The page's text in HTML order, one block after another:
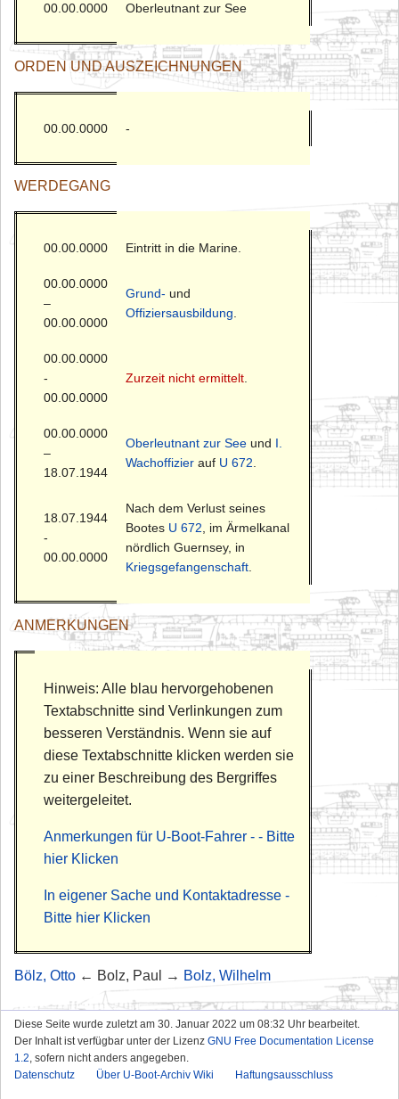
00.00.0000 Oberleutnant zur See
ORDEN UND AUSZEICHNUNGEN
00.00.0000 -
WERDEGANG
00.00.0000 Eintritt in die Marine.
00.00.0000
–
00.00.0000
Grund- und
Offiziersausbildung.
00.00.0000
-
00.00.0000
Zurzeit nicht ermittelt.
00.00.0000
–
18.07.1944
Oberleutnant zur See und I.
Wachoffizier auf U 672.
18.07.1944
-
00.00.0000
Nach dem Verlust seines
Bootes U 672, im Ärmelkanal
nördlich Guernsey, in
Kriegsgefangenschaft.
ANMERKUNGEN
Hinweis: Alle blau hervorgehobenen
Textabschnitte sind Verlinkungen zum
besseren Verständnis. Wenn sie auf
diese Textabschnitte klicken werden sie
zu einer Beschreibung des Bergriffes
weitergeleitet.
Anmerkungen für U-Boot-Fahrer - - Bitte
hier Klicken
In eigener Sache und Kontaktadresse -
Bitte hier Klicken
Bölz, Otto ← Bolz, Paul → Bolz, Wilhelm
Diese Seite wurde zuletzt am 30. Januar 2022 um 08:32 Uhr bearbeitet.
Der Inhalt ist verfügbar unter der Lizenz GNU Free Documentation License
1.2, sofern nicht anders angegeben.
Datenschutz
Über U-Boot-Archiv Wiki Haftungsausschluss